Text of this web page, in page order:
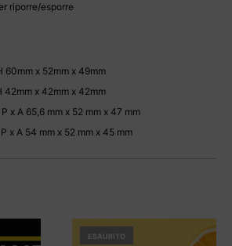
riporre/esporre
60mm x 52mm x 49mm
42mm x 42mm x 42mm
x A 65,6 mm x 52 mm x 47 mm
x A 54 mm x 52 mm x 45 mm
ESAURITO